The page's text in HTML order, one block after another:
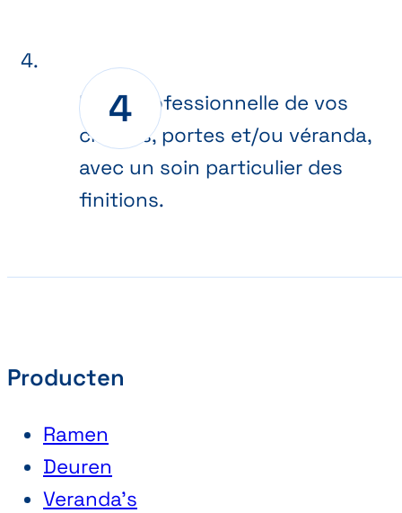
Pose professionnelle de vos
châssis, portes et/ou véranda,
avec un soin particulier des
finitions.
Producten
Ramen
Deuren
Veranda’s